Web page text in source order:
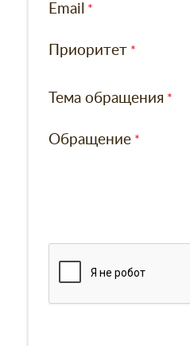
Email
Приоритет
Тема обращения
Обращение